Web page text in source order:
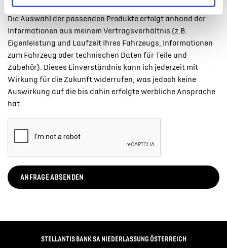
Finanzprodukten und anderen Leistungen zukommen lässt.
Die Auswahl der passenden Produkte erfolgt anhand der
Informationen aus meinem Vertragsverhältnis (z.B.
Eigenleistung und Laufzeit Ihres Fahrzeugs, Informationen
zum Fahrzeug oder technischen Daten für Teile und
Zubehör). Dieses Einverständnis kann ich jederzeit mit
Wirkung für die Zukunft widerrufen, was jedoch keine
Auswirkung auf die bis dahin erfolgte werbliche Ansprache
hat.
ANFRAGE ABSENDEN
STELLANTIS BANK SA NIEDERLASSUNG ÖSTERREICH